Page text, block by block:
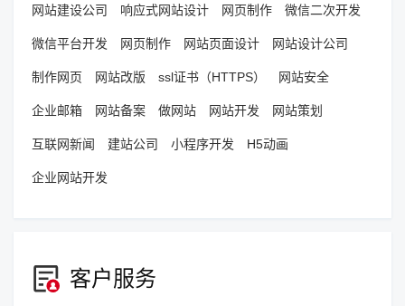
网站建设公司 响应式网站设计 网页制作 微信二次开发
微信平台开发 网页制作 网站页面设计 网站设计公司
制作网页 网站改版 ssl证书（HTTPS） 网站安全
企业邮箱 网站备案 做网站 网站开发 网站策划
互联网新闻 建站公司 小程序开发 H5动画
企业网站开发
客户服务